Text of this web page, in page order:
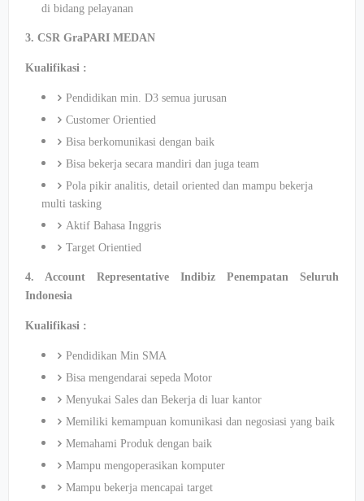
di bidang pelayanan
3. CSR GraPARI MEDAN
Kualifikasi :
Pendidikan min. D3 semua jurusan
Customer Orientied
Bisa berkomunikasi dengan baik
Bisa bekerja secara mandiri dan juga team
Pola pikir analitis, detail oriented dan mampu bekerja
multi tasking
Aktif Bahasa Inggris
Target Orientied
4. Account Representative Indibiz Penempatan Seluruh
Indonesia
Kualifikasi :
Pendidikan Min SMA
Bisa mengendarai sepeda Motor
Menyukai Sales dan Bekerja di luar kantor
Memiliki kemampuan komunikasi dan negosiasi yang baik
Memahami Produk dengan baik
Mampu mengoperasikan komputer
Mampu bekerja mencapai target